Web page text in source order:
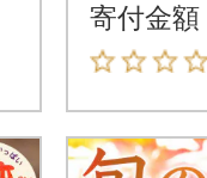
寄付金額